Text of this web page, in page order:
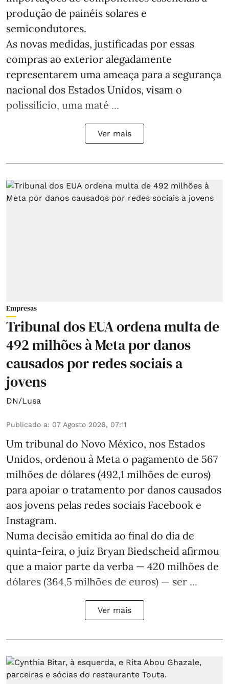
produção de painéis solares e
semicondutores.
As novas medidas, justificadas por essas
compras ao exterior alegadamente
representarem uma ameaça para a segurança
nacional dos Estados Unidos, visam o
polissilício, uma maté ...
Ver mais
Empresas
Tribunal dos EUA ordena multa de
492 milhões à Meta por danos
causados por redes sociais a
jovens
DN/Lusa
Publicado a: 07 Agosto 2026, 07:11
Um tribunal do Novo México, nos Estados
Unidos, ordenou à Meta o pagamento de 567
milhões de dólares (492,1 milhões de euros)
para apoiar o tratamento por danos causados
aos jovens pelas redes sociais Facebook e
Instagram.
Numa decisão emitida ao final do dia de
quinta-feira, o juiz Bryan Biedscheid afirmou
que a maior parte da verba — 420 milhões de
dólares (364,5 milhões de euros) — ser ...
Ver mais